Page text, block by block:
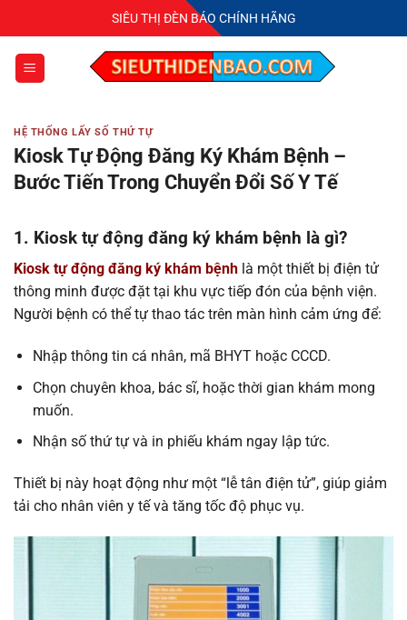
qua
nội
dung
SIÊU THỊ ĐÈN BÁO CHÍNH HÃNG
HỆ THỐNG LẤY SỐ THỨ TỰ
Kiosk Tự Động Đăng Ký Khám Bệnh –
Bước Tiến Trong Chuyển Đổi Số Y Tế
1. Kiosk tự động đăng ký khám bệnh là gì?
Kiosk tự động đăng ký khám bệnh là một thiết bị điện tử
thông minh được đặt tại khu vực tiếp đón của bệnh viện.
Người bệnh có thể tự thao tác trên màn hình cảm ứng để:
Nhập thông tin cá nhân, mã BHYT hoặc CCCD.
Chọn chuyên khoa, bác sĩ, hoặc thời gian khám mong
muốn.
Nhận số thứ tự và in phiếu khám ngay lập tức.
Thiết bị này hoạt động như một “lễ tân điện tử”, giúp giảm
tải cho nhân viên y tế và tăng tốc độ phục vụ.